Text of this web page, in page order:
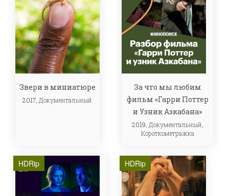
Звери в миниатюре
2017, Документальный
За что мы любим
фильм «Гарри Поттер
и Узник Азкабана»
2019, Документальный
Короткометражка
HDRip HDRip